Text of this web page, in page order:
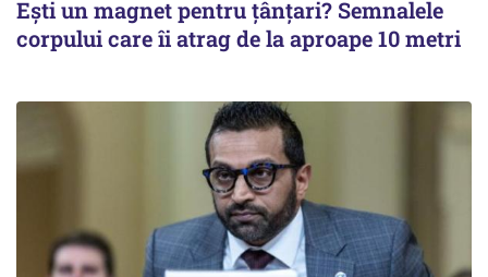
Ești un magnet pentru țânțari? Semnalele
corpului care îi atrag de la aproape 10 metri